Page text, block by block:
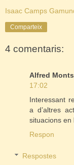
Isaac Camps
Comparteix
4 comentaris:
Alfred
17:02
Interessant
a d’altres
situacions en
Respon
Respostes